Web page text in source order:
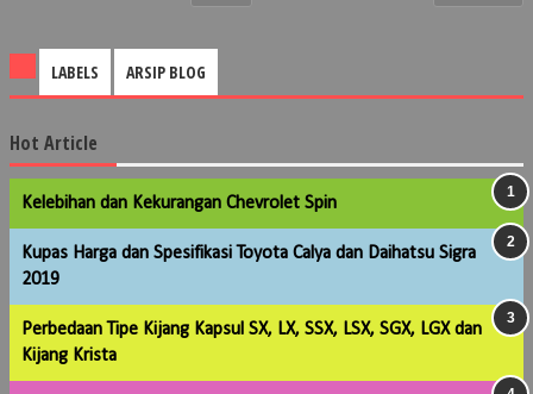
LABELS ARSIP BLOG
Hot Article
Kelebihan dan Kekurangan Chevrolet Spin
Kupas Harga dan Spesifikasi Toyota Calya dan Daihatsu Sigra
2019
Perbedaan Tipe Kijang Kapsul SX, LX, SSX, LSX, SGX, LGX dan
Kijang Krista